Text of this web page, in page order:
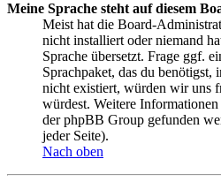
Meine Sprache steht auf diesem
Meist hat die Board-
nicht installiert oder niemand
Sprache übersetzt. Frage ggf.
Sprachpaket, das du benötigst,
nicht existiert, würden wir uns
würdest. Weitere
der phpBB Group gefunden
jeder Seite).
Nach oben